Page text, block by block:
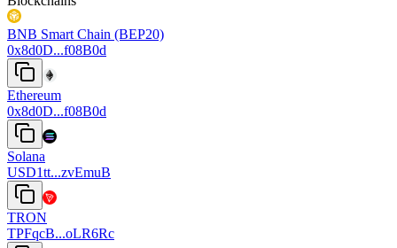
BNB Smart Chain (BEP20)
0x8d0D...f08B0d
Ethereum
0x8d0D...f08B0d
Solana
USD1tt...zvEmuB
TRON
TPFqcB...oLR6Rc